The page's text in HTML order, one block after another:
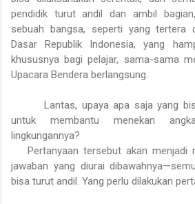
pendidik turut andil dan ambil
sebuah bangsa, seperti yang tertera
Dasar Republik Indonesia, yang
khususnya bagi pelajar, sama-sama
Upacara Bendera berlangsung.
Lantas, upaya apa saja yang
untuk membantu menekan
lingkungannya?
Pertanyaan tersebut akan menjadi
jawaban yang diurai
bisa turut andil. Yang perlu dilakukan